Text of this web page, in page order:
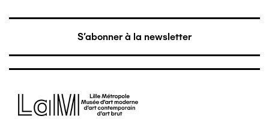
S'abonner à la newsletter
Image